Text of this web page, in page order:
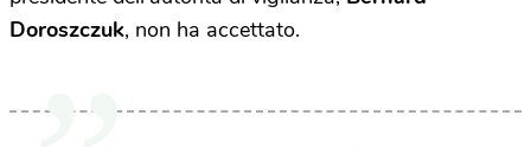
Doroszczuk, non ha accettato.